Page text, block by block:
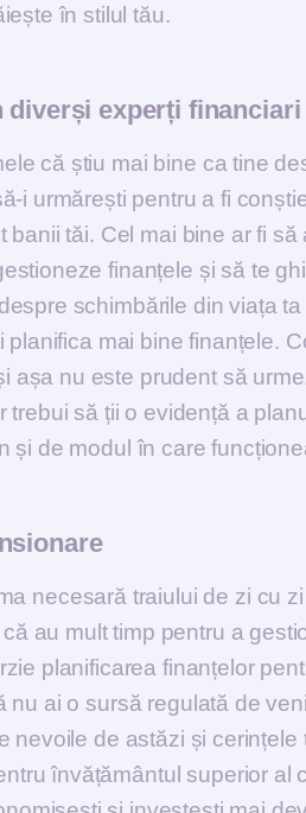
în stilul tău.
diverși experți financiari
că știu mai bine ca tine
i urmărești pentru a fi
banii tăi. Cel mai bine ar fi
finanțele și să te
schimbările din viața
planifica mai bine finanțele.
așa nu este prudent să
trebui să ții o evidență a
și de modul în care
necesară traiului de zi cu
au mult timp pentru a
planificarea finanțelor
nu ai o sursă regulată de
nevoile de astăzi și
învățământul superior